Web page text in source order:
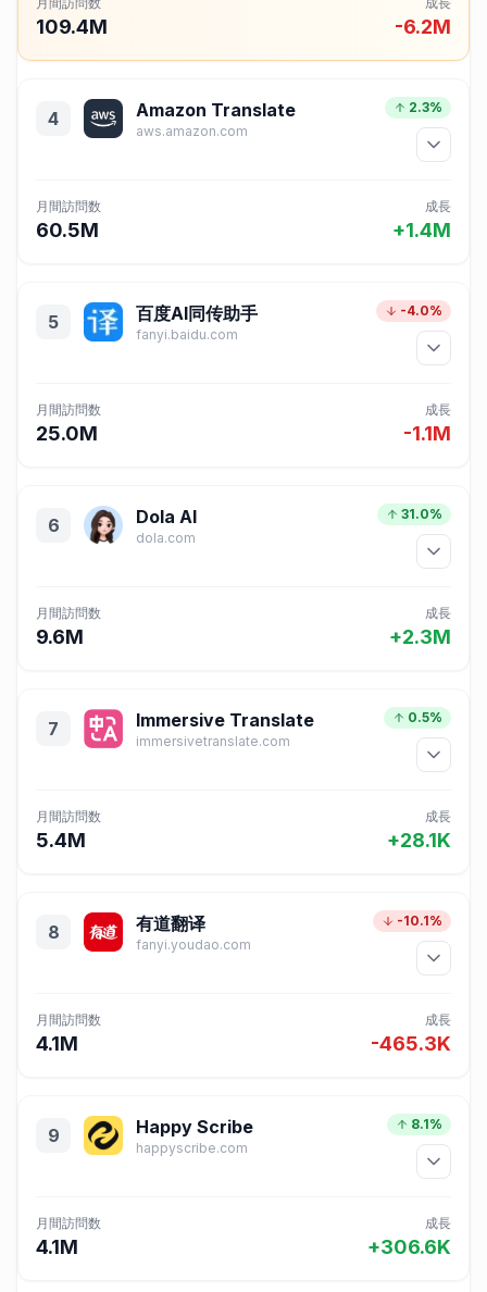
109.4M -6.2M
4 Amazon Translate
aws.amazon.com
2.3%
月間訪問数
60.5M
成長
+1.4M
5 百度AI同传助手
fanyi.baidu.com
-4.0%
月間訪問数
25.0M
成長
-1.1M
6 Dola AI
dola.com
31.0%
月間訪問数
9.6M
成長
+2.3M
7 Immersive Translate
immersivetranslate.com
0.5%
月間訪問数
5.4M
成長
+28.1K
8 有道翻译
fanyi.youdao.com
-10.1%
月間訪問数
4.1M
成長
-465.3K
9 Happy Scribe
happyscribe.com
8.1%
月間訪問数
4.1M
成長
+306.6K